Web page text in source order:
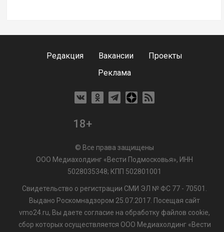
Редакция Вакансии
Проекты
Реклама
18+
© Все права защищены
ООО Медиахолдинг «Вести Подмосковья», ИНН
5028035348; КПП 502801001
Свидетельство о регистрации СМИ ЭЛ № ФС 77 - 70501.
Выдано Роскомнадзором 25.07.2017. Посещая сайт
vmo24.ru, Вы даете согласие на обработку файлов cookie,
сбор которых осуществляется ООО Медиахолдинг «Вести